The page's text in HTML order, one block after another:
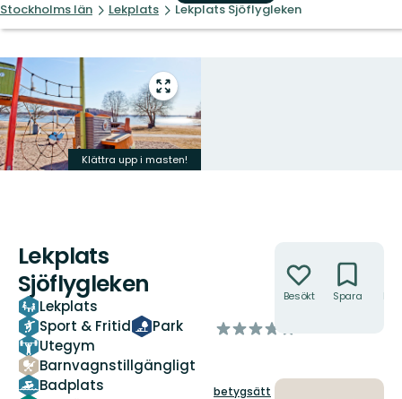
Stockholms län Lekplats Lekplats Sjöflygleken
Gå
till
helskärmsläge
Klättra upp i masten!
Lekplats
Sjöflygleken
Lekplats
Sport & Fritid
Park
Utegym
Barnvagnstillgängligt
Badplats
av
betygsätt
Besökt Spara